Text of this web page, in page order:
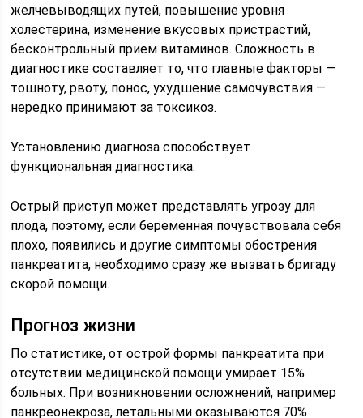
желчевыводящих путей, повышение уровня
холестерина, изменение вкусовых пристрастий,
бесконтрольный прием витаминов. Сложность в
диагностике составляет то, что главные факторы —
тошноту, рвоту, понос, ухудшение самочувствия —
нередко принимают за токсикоз.
Установлению диагноза способствует
функциональная диагностика.
Острый приступ может представлять угрозу для
плода, поэтому, если беременная почувствовала себя
плохо, появились и другие симптомы обострения
панкреатита, необходимо сразу же вызвать бригаду
скорой помощи.
Прогноз жизни
По статистике, от острой формы панкреатита при
отсутствии медицинской помощи умирает 15%
больных. При возникновении осложнений, например
панкреонекроза, летальными оказываются 70%